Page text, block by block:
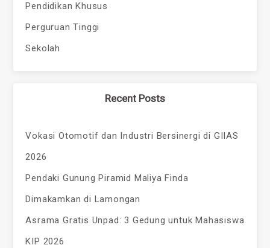
Pendidikan Khusus
Perguruan Tinggi
Sekolah
Recent Posts
Vokasi Otomotif dan Industri Bersinergi di GIIAS
2026
Pendaki Gunung Piramid Maliya Finda
Dimakamkan di Lamongan
Asrama Gratis Unpad: 3 Gedung untuk Mahasiswa
KIP 2026